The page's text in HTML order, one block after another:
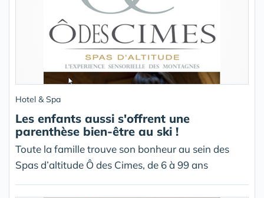
Hotel & Spa
Les enfants aussi s'offrent une
parenthèse bien-être au ski !
Toute la famille trouve son bonheur au sein des
Spas d’altitude Ô des Cimes, de 6 à 99 ans